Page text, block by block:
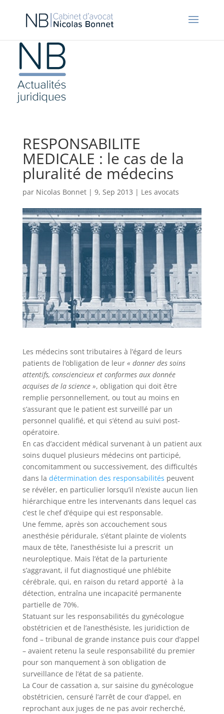
RESPONSABILITE
MEDICALE : le cas de la
pluralité de médecins
par Nicolas Bonnet| 9, Sep 2013 | Les avocats
Les médecins sont tributaires à l’égard de leurs
patients de l’obligation de leur « donner des soins
attentifs, consciencieux et conformes aux donnée
acquises de la science », obligation qui doit être
remplie personnellement, ou tout au moins en
s’assurant que le patient est surveillé par un
personnel qualifié, et qui s’étend au suivi post-
opératoire.
En cas d’accident médical survenant à un patient aux
soins duquel plusieurs médecins ont participé,
concomitamment ou successivement, des difficultés
dans la détermination des responsabilités peuvent
se révéler, en particulier lorsqu’il n’existe aucun lien
hiérarchique entre les intervenants dans lequel cas
c’est le chef d’équipe qui est responsable.
Une femme, après son accouchement sous
anesthésie péridurale, s’étant plainte de violents
maux de tête, l’anesthésiste lui a prescrit un
neuroleptique. Mais l’état de la parturiente
s’aggravant, il fut diagnostiqué une phlébite
cérébrale, qui, en raison du retard apporté à la
détection, entraîna une incapacité permanente
partielle de 70%.
Statuant sur les responsabilités du gynécologue
obstétricien et de l’anesthésiste, les juridiction de
fond – tribunal de grande instance puis cour d’appel
– avaient retenu la seule responsabilité du premier
pour son manquement à son obligation de
surveillance de l’état de sa patiente.
La Cour de cassation a, sur saisine du gynécologue
obstétricien, censuré l’arrêt de cour d’appel, en
reprochant aux juges de ne pas avoir recherché,